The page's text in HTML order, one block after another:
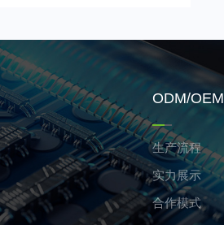
ODM/OEM
生产流程
实力展示
合作模式